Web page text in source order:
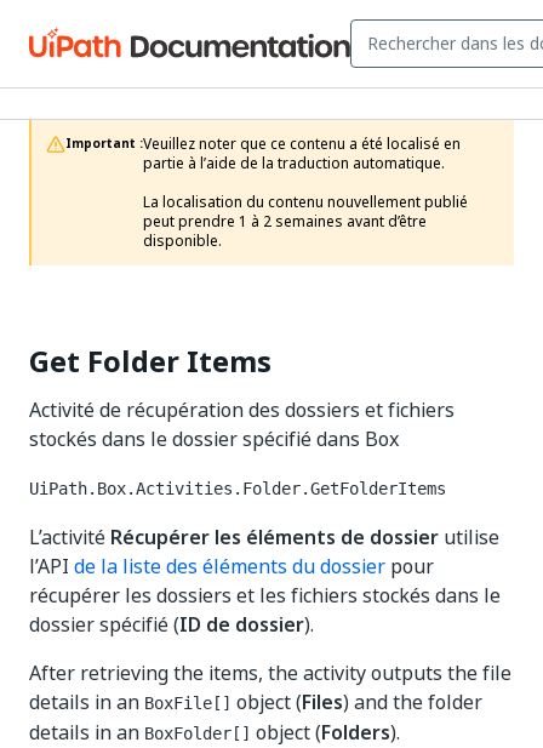
Important :Veuillez noter que ce contenu a été localisé en
partie à l’aide de la traduction automatique.
La localisation du contenu nouvellement publié
peut prendre 1 à 2 semaines avant d’être
disponible.
Get Folder Items
Activité de récupération des dossiers et fichiers
stockés dans le dossier spécifié dans Box
UiPath.Box.Activities.Folder.GetFolderItems
L’activité Récupérer les éléments de dossier utilise
l’API de la liste des éléments du dossier pour
récupérer les dossiers et les fichiers stockés dans le
dossier spécifié (ID de dossier).
After retrieving the items, the activity outputs the file
details in an BoxFile[] object (Files) and the folder
details in an BoxFolder[] object (Folders).